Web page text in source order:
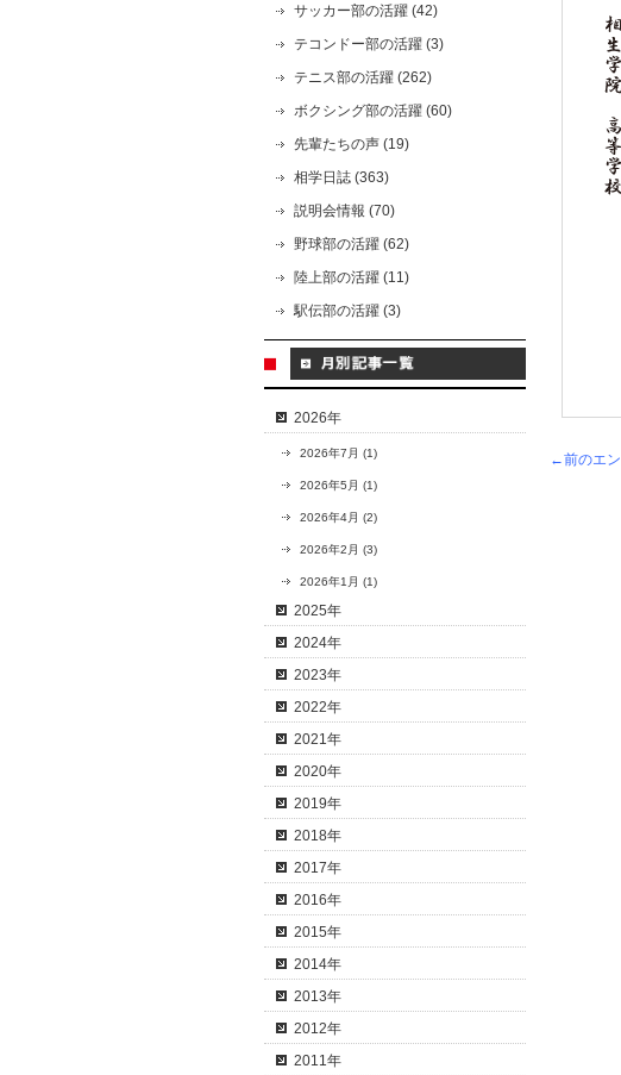
←前のエ
サッカー部の活躍 (42)
テコンドー部の活躍 (3)
テニス部の活躍 (262)
ボクシング部の活躍 (60)
先輩たちの声 (19)
相学日誌 (363)
説明会情報 (70)
野球部の活躍 (62)
陸上部の活躍 (11)
駅伝部の活躍 (3)
2026年
2026年7月 (1)
2026年5月 (1)
2026年4月 (2)
2026年2月 (3)
2026年1月 (1)
2025年
2024年
2023年
2022年
2021年
2020年
2019年
2018年
2017年
2016年
2015年
2014年
2013年
2012年
2011年